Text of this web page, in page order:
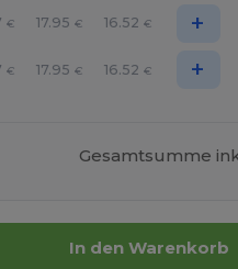
€ 17.95 € 16.52 € +
€ 17.95 € 16.52 € +
Gesamtsumme
In den Warenkorb